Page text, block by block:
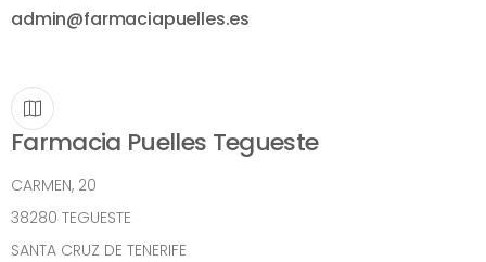
admin@farmaciapuelles.es
Farmacia Puelles Tegueste
CARMEN, 20
38280 TEGUESTE
SANTA CRUZ DE TENERIFE